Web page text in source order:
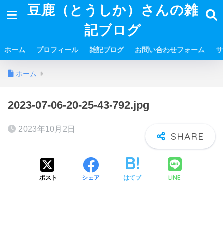
豆鹿（とうしか）さんの雑
記ブログ
ホーム プロフィール 雑記ブログ お問い合わせフォーム
ホーム
2023-07-06-20-25-43-792.jpg
2023年10月2日
ポスト シェア はてブ LINE